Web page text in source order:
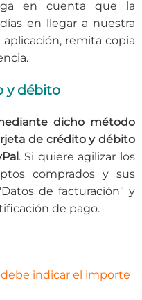
en cuenta que la
en llegar a nuestra
remita copia
y débito
dicho método
de crédito y débito
. Si quiere agilizar los
comprados y sus
de facturación" y
de pago.
indicar el importe